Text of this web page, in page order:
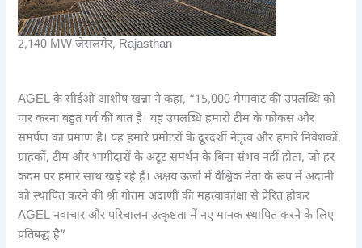
2,140 MW जेसलमेर, Rajasthan
AGEL के सीईओ आशीष खन्ना ने कहा, “15,000 मेगावाट की उपलब्धि को
पार करना बहुत गर्व की बात है। यह उपलब्धि हमारी टीम के फोकस और
समर्पण का प्रमाण है। यह हमारे प्रमोटरों के दूरदर्शी नेतृत्व और हमारे निवेशकों,
ग्राहकों, टीम और भागीदारों के अटूट समर्थन के बिना संभव नहीं होता, जो हर
कदम पर हमारे साथ खड़े रहे हैं। अक्षय ऊर्जा में वैश्विक नेता के रूप में अदानी
को स्थापित करने की श्री गौतम अदाणी की महत्वाकांक्षा से प्रेरित होकर
AGEL नवाचार और परिचालन उत्कृष्टता में नए मानक स्थापित करने के लिए
प्रतिबद्ध है”